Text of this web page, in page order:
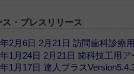
ス・プレスリリース
2月6日 2月21日 訪問歯科診療
1月24日 2月21日 歯科技工用
1月17日 達人プラス